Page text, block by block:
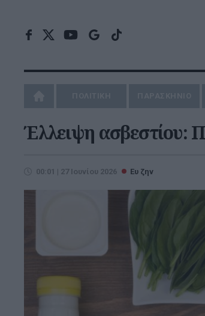
Έλλειψη ασβεστίου:
00:01 | 27 Ιουνίου 2026 Ευ ζην